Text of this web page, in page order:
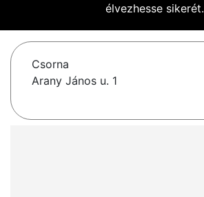
élvezhesse sikerét.
Csorna
Arany János u. 1